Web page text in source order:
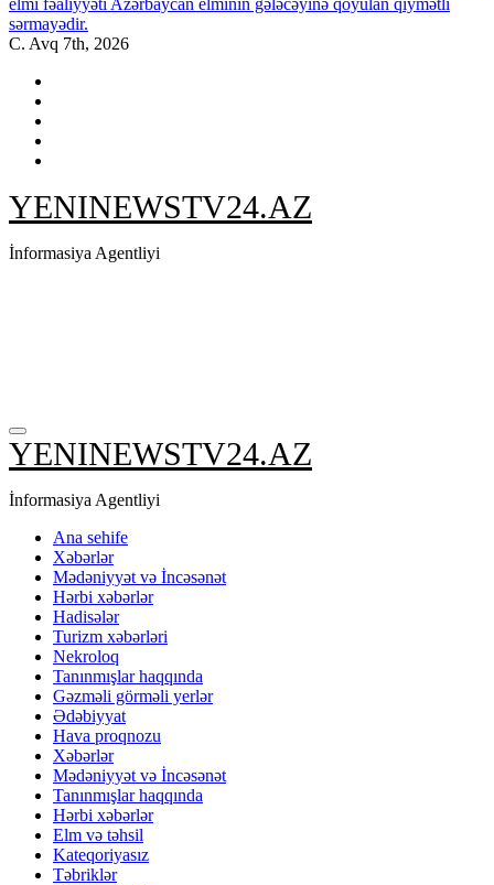
sərmayədir.
C. Avq 7th, 2026
YENINEWSTV24.AZ
İnformasiya Agentliyi
YENINEWSTV24.AZ
İnformasiya Agentliyi
Ana sehife
Xəbərlər
Mədəniyyət və İncəsənət
Hərbi xəbərlər
Hadisələr
Turizm xəbərləri
Nekroloq
Tanınmışlar haqqında
Gəzməli görməli yerlər
Ədəbiyyat
Hava proqnozu
Xəbərlər
Mədəniyyət və İncəsənət
Tanınmışlar haqqında
Hərbi xəbərlər
Elm və təhsil
Kateqoriyasız
Təbriklər